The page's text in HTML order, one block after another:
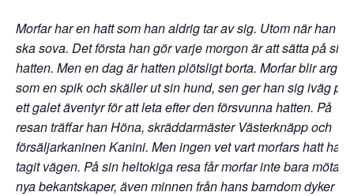
Morfar har en hatt som han aldrig tar av sig. Utom när han
ska sova. Det första han gör varje morgon är att sätta på sig
hatten. Men en dag är hatten plötsligt borta. Morfar blir arg
som en spik och skäller ut sin hund, sen ger han sig iväg på
ett galet äventyr för att leta efter den försvunna hatten. På
resan träffar han Höna, skräddarmäster Västerknäpp och
försäljarkaninen Kanini. Men ingen vet vart morfars hatt har
tagit vägen. På sin heltokiga resa får morfar inte bara möta
nya bekantskaper, även minnen från hans barndom dyker